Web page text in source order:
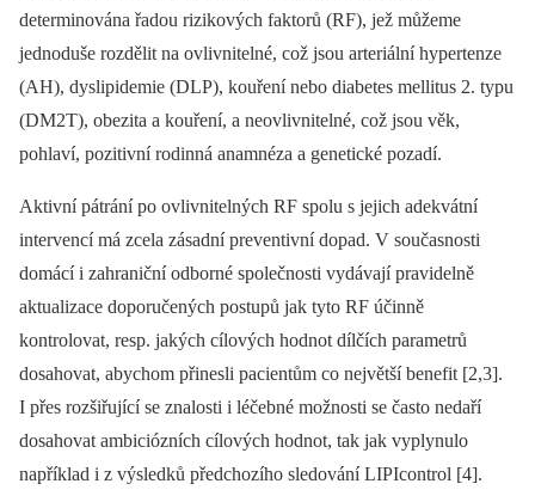
determinována řadou rizikových faktorů (RF), jež můžeme
jednoduše rozdělit na ovlivnitelné, což jsou arteriální hypertenze
(AH), dyslipidemie (DLP), kouření nebo diabetes mellitus 2. typu
(DM2T), obezita a kouření, a neovlivnitelné, což jsou věk,
pohlaví, pozitivní rodinná anamnéza a genetické pozadí.
Aktivní pátrání po ovlivnitelných RF spolu s jejich adekvátní
intervencí má zcela zásadní preventivní dopad. V současnosti
domácí i zahraniční odborné společnosti vydávají pravidelně
aktualizace doporučených postupů jak tyto RF účinně
kontrolovat, resp. jakých cílových hodnot dílčích parametrů
dosahovat, abychom přinesli pacientům co největší benefit [2,3].
I přes rozšiřující se znalosti i léčebné možnosti se často nedaří
dosahovat ambiciózních cílových hodnot, tak jak vyplynulo
například i z výsledků předchozího sledování LIPIcontrol [4].